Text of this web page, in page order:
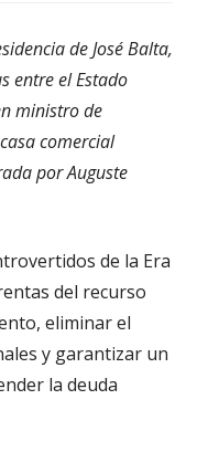
de José Balta,
entre el Estado
ministro de
comercial
por Auguste
de la Era
del recurso
eliminar el
y garantizar un
la deuda